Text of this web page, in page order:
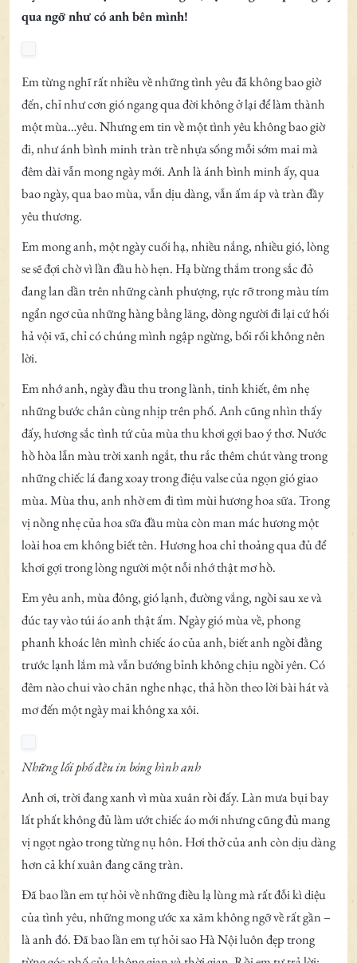
qua ngỡ như có anh bên mình!
Em từng nghĩ rất nhiều về những tình yêu đã không bao giờ
đến, chỉ như cơn gió ngang qua đời không ở lại để làm thành
một mùa…yêu. Nhưng em tin về một tình yêu không bao giờ
đi, như ánh bình minh tràn trề nhựa sống mỗi sớm mai mà
đêm dài vẫn mong ngày mới. Anh là ánh bình minh ấy, qua
bao ngày, qua bao mùa, vẫn dịu dàng, vẫn ấm áp và tràn đầy
yêu thương.
Em mong anh, một ngày cuối hạ, nhiều nắng, nhiều gió, lòng
se sẽ đợi chờ vì lần đầu hò hẹn. Hạ bừng thắm trong sắc đỏ
đang lan dần trên những cành phượng, rực rỡ trong màu tím
ngẩn ngơ của những hàng bằng lăng, dòng người đi lại cứ hối
hả vội vã, chỉ có chúng mình ngập ngừng, bối rối không nên
lời.
Em nhớ anh, ngày đầu thu trong lành, tinh khiết, êm nhẹ
những bước chân cùng nhịp trên phố. Anh cũng nhìn thấy
đấy, hương sắc tình tứ của mùa thu khơi gợi bao ý thơ. Nước
hồ hòa lẫn màu trời xanh ngắt, thu rắc thêm chút vàng trong
những chiếc lá đang xoay trong điệu valse của ngọn gió giao
mùa. Mùa thu, anh nhờ em đi tìm mùi hương hoa sữa. Trong
vị nồng nhẹ của hoa sữa đầu mùa còn man mác hương một
loài hoa em không biết tên. Hương hoa chỉ thoảng qua đủ để
khơi gợi trong lòng người một nỗi nhớ thật mơ hồ.
Em yêu anh, mùa đông, gió lạnh, đường vắng, ngồi sau xe và
đúc tay vào túi áo anh thật ấm. Ngày gió mùa về, phong
phanh khoác lên mình chiếc áo của anh, biết anh ngồi đằng
trước lạnh lắm mà vẫn bướng bỉnh không chịu ngồi yên. Có
đêm nào chui vào chăn nghe nhạc, thả hồn theo lời bài hát và
mơ đến một ngày mai không xa xôi.
Những lối phố đều in bóng hình anh
Anh ơi, trời đang xanh vì mùa xuân rồi đấy. Làn mưa bụi bay
lất phất không đủ làm ướt chiếc áo mới nhưng cũng đủ mang
vị ngọt ngào trong từng nụ hôn. Hơi thở của anh còn dịu dàng
hơn cả khí xuân đang căng tràn.
Đã bao lần em tự hỏi về những điều lạ lùng mà rất đỗi kì diệu
của tình yêu, những mong ước xa xăm không ngỡ về rất gần –
là anh đó. Đã bao lần em tự hỏi sao Hà Nội luôn đẹp trong